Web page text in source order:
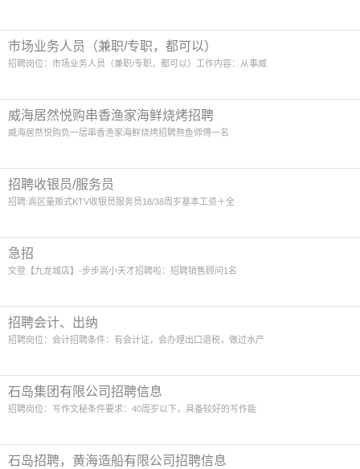
市场业务人员（兼职/专职，都可以）
招聘岗位：市场业务人员（兼职/专职，都可以）工作内容：从事威
威海居然悦购串香渔家海鲜烧烤招聘
威海居然悦购负一层串香渔家海鲜烧烤招聘熬鱼师傅一名
招聘收银员/服务员
招聘:高区量贩式KTV收银员服务员18/38周岁基本工资＋全
急招
文登【九龙城店】-步步高小天才招聘啦：招聘销售顾问1名
招聘会计、出纳
招聘岗位：会计招聘条件：有会计证，会办理出口退税，做过水产
石岛集团有限公司招聘信息
招聘岗位：写作文秘条件要求：40周岁以下，具备较好的写作能
石岛招聘，黄海造船有限公司招聘信息